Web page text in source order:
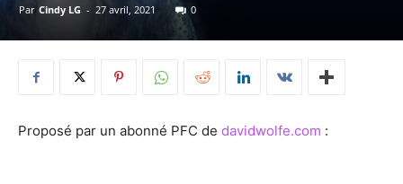
Par Cindy LG - 27 avril, 2021 0
Proposé par un abonné PFC de davidwolfe.com :